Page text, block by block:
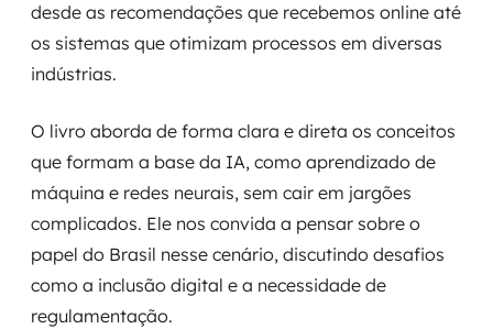
desde as recomendações que recebemos online até
os sistemas que otimizam processos em diversas
indústrias.
O livro aborda de forma clara e direta os conceitos
que formam a base da IA, como aprendizado de
máquina e redes neurais, sem cair em jargões
complicados. Ele nos convida a pensar sobre o
papel do Brasil nesse cenário, discutindo desafios
como a inclusão digital e a necessidade de
regulamentação.